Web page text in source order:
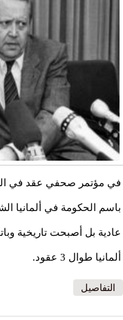
باسم الحكومة في ألمانيا
عادية بل أصبحت تاريخية
ألمانيا طوال 3 عقود.
التفاصيل